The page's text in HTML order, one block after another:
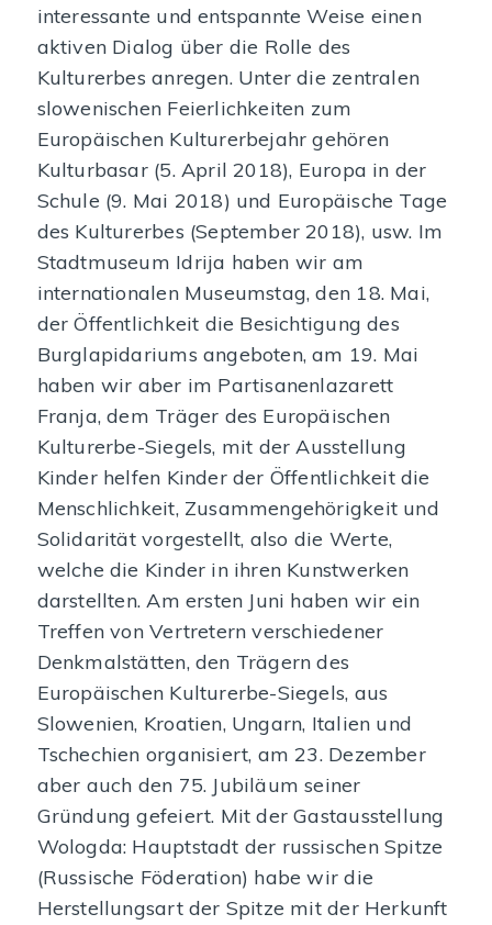
interessante und entspannte Weise einen
aktiven Dialog über die Rolle des
Kulturerbes anregen. Unter die zentralen
slowenischen Feierlichkeiten zum
Europäischen Kulturerbejahr gehören
Kulturbasar (5. April 2018), Europa in der
Schule (9. Mai 2018) und Europäische Tage
des Kulturerbes (September 2018), usw. Im
Stadtmuseum Idrija haben wir am
internationalen Museumstag, den 18. Mai,
der Öffentlichkeit die Besichtigung des
Burglapidariums angeboten, am 19. Mai
haben wir aber im Partisanenlazarett
Franja, dem Träger des Europäischen
Kulturerbe-Siegels, mit der Ausstellung
Kinder helfen Kinder der Öffentlichkeit die
Menschlichkeit, Zusammengehörigkeit und
Solidarität vorgestellt, also die Werte,
welche die Kinder in ihren Kunstwerken
darstellten. Am ersten Juni haben wir ein
Treffen von Vertretern verschiedener
Denkmalstätten, den Trägern des
Europäischen Kulturerbe-Siegels, aus
Slowenien, Kroatien, Ungarn, Italien und
Tschechien organisiert, am 23. Dezember
aber auch den 75. Jubiläum seiner
Gründung gefeiert. Mit der Gastausstellung
Wologda: Hauptstadt der russischen Spitze
(Russische Föderation) habe wir die
Herstellungsart der Spitze mit der Herkunft